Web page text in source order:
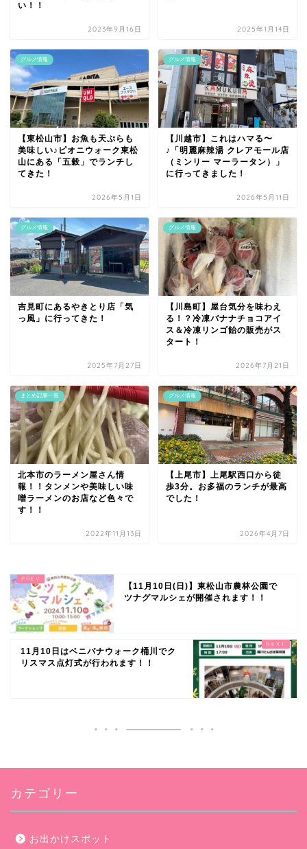
い！！
2023年9月16日 2025年1月14日
グルメ情報
【東松山市】お魚も天ぷらも
美味しい♪ピオニウォーク東松
山にある「五穀」でランチし
てきた！
2026年5月1日
グルメ情報
【川越市】これはハマる〜
♪「明麗麻辣湯 クレアモール店
（ミンリー マーラータン）」
に行ってきました！
2026年5月11日
グルメ情報
吉見町にあるやきとり店「気
っ風」に行ってきた！
2025年7月27日
グルメ情報
【川島町】屋台気分を味わえ
る！？冷凍バナナチョコアイ
ス＆冷凍リンゴ飴の販売がス
タート！
2026年7月21日
まとめ記事一覧
北本市のラーメン屋さん情
報！！タンメンや美味しい味
噌ラーメンのお店など色々で
す！！
2022年11月13日
グルメ情報
【上尾市】上尾駅西口から徒
歩3分。お多福のランチが最高
でした！
2026年4月7日
【11月10日(日)】東松山市農林公園で
ツナグマルシェが開催されます！！
11月10日はベニバナウォーク桶川でク
リスマス点灯式が行われます！！
カテゴリー
お出かけスポット